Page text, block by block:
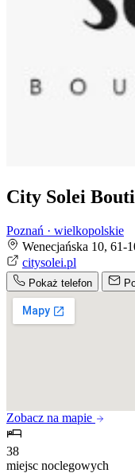
City Solei
Poznań · wielkopolskie
Wenecjańska 10, 61-
citysolei.pl
Pokaż telefon
Zobacz na mapie
38
miejsc noclegowych